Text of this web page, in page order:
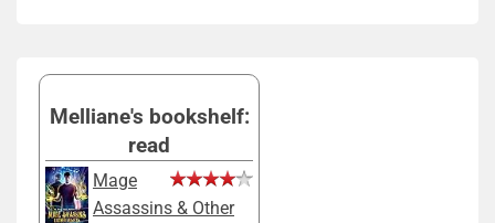
Melliane's bookshelf:
read
Mage
Assassins & Other